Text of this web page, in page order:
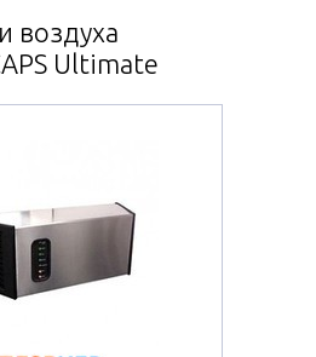
воздуха
Ultimate